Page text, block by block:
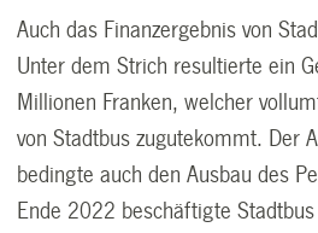
Auch das Finanzergebnis von
Unter dem Strich resultierte ein
Millionen Franken, welcher
von Stadtbus zugutekommt. Der
bedingte auch den Ausbau des
Ende 2022 beschäftigte